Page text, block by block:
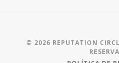
© 2026 REPUTATION